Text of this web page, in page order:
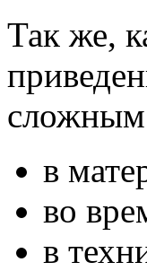
Так же,
сложным
в
во
в